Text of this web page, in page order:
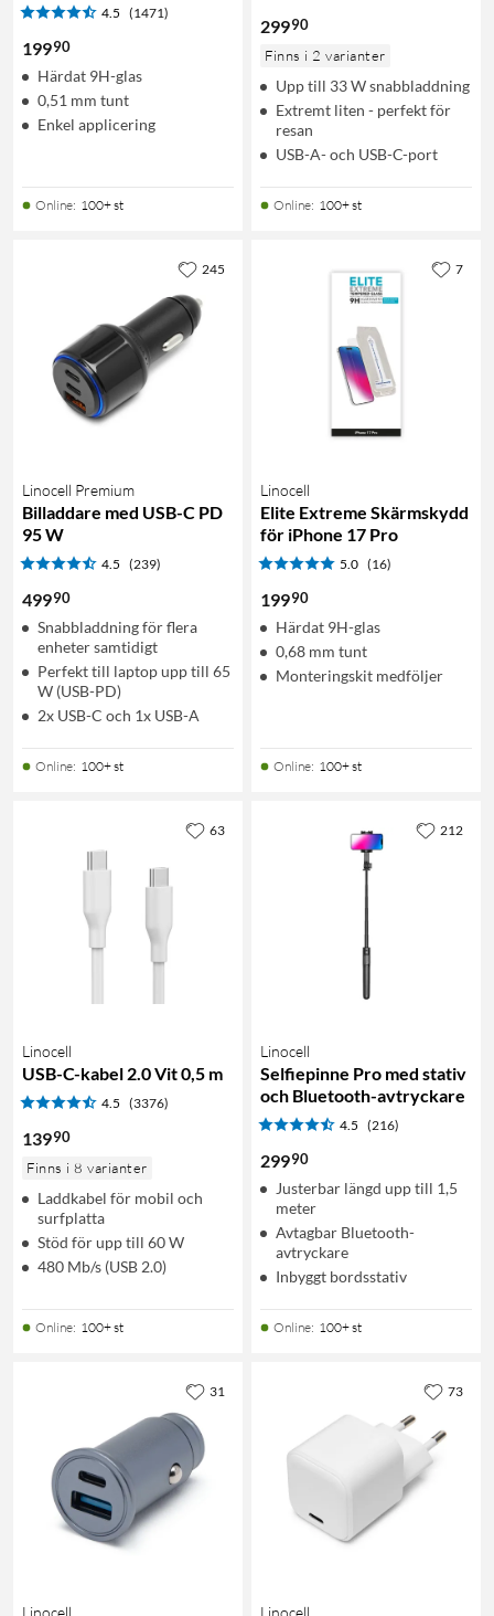
4.5 (1471)
19990
Härdat 9H-glas
0,51 mm tunt
Enkel applicering
Online: 100+ st
29990
Finns i 2 varianter
Upp till 33 W snabbladdning
Extremt liten - perfekt för
resan
USB-A- och USB-C-port
Online: 100+ st
Linocell Premium
Billaddare med USB-C PD
95 W
4.5 (239)
49990
Snabbladdning för flera
enheter samtidigt
Perfekt till laptop upp till 65
W (USB-PD)
2x USB-C och 1x USB-A
Online: 100+ st
245
Linocell
Elite Extreme Skärmskydd
för iPhone 17 Pro
5.0 (16)
19990
Härdat 9H-glas
0,68 mm tunt
Monteringskit medföljer
Online: 100+ st
7
Linocell
USB-C-kabel 2.0 Vit 0,5 m
4.5 (3376)
13990
Finns i 8 varianter
Laddkabel för mobil och
surfplatta
Stöd för upp till 60 W
480 Mb/s (USB 2.0)
Online: 100+ st
63
Linocell
Selfiepinne Pro med stativ
och Bluetooth-avtryckare
4.5 (216)
29990
Justerbar längd upp till 1,5
meter
Avtagbar Bluetooth-
avtryckare
Inbyggt bordsstativ
Online: 100+ st
212
Linocell
31
Linocell
73